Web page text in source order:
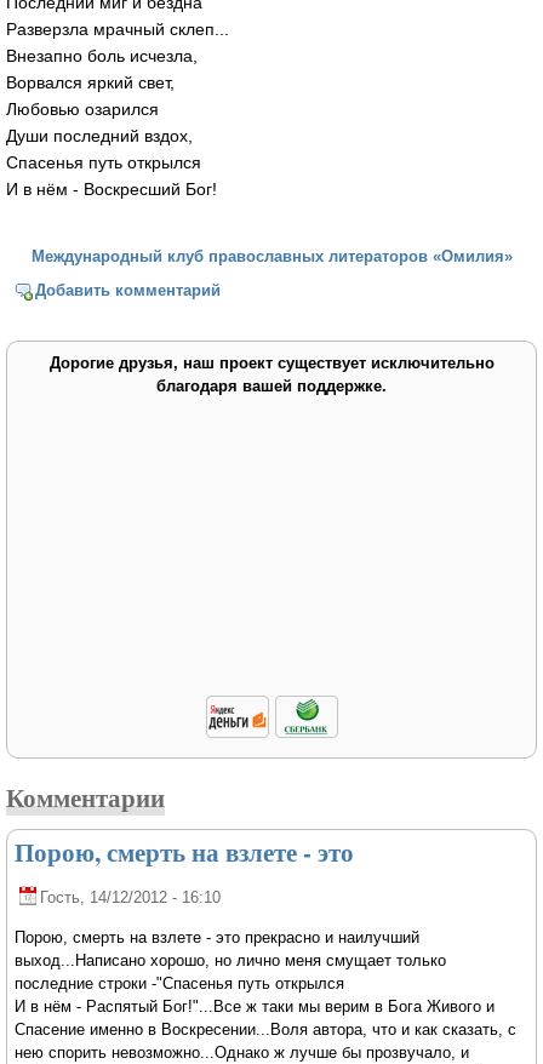
Разверзла мрачный склеп...
Внезапно боль исчезла,
Ворвался яркий свет,
Любовью озарился
Души последний вздох,
Спасенья путь открылся
И в нём - Воскресший Бог!
Международный клуб православных литераторов «Омилия»
Добавить комментарий
Дорогие друзья, наш проект существует исключительно
благодаря вашей поддержке.
Комментарии
Порою, смерть на взлете - это
Гость, 14/12/2012 - 16:10
Порою, смерть на взлете - это прекрасно и наилучший
выход...Написано хорошо, но лично меня смущает только
последние строки -"Спасенья путь открылся
И в нём - Распятый Бог!"...Все ж таки мы верим в Бога Живого и
Спасение именно в Воскресении...Воля автора, что и как сказать, с
нею спорить невозможно...Однако ж лучше бы прозвучало, и